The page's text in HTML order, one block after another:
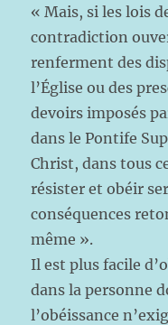
« Mais, si les lois
contradiction
renferment des
l’Église ou des
devoirs imposés
dans le Pontife
Christ, dans tous
résister et obéir
conséquences
même ».
Il est plus facile
dans la personne
l’obéissance